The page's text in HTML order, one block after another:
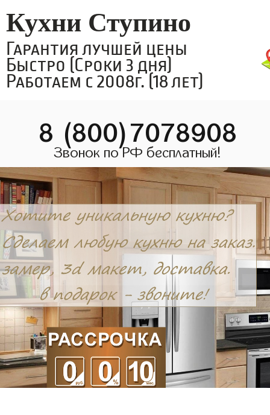
Кухни Ступино
Гарантия лучшей цены
Быстро (Сроки 3 дня)
Работаем с 2008г. (18 лет)
8 (800)7078908
Звонок по РФ бесплатный!